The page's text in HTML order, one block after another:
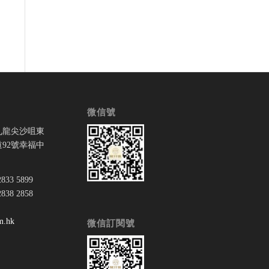
尖沙咀東
號幸福中
5899
2858
微信號
微信訂閱號